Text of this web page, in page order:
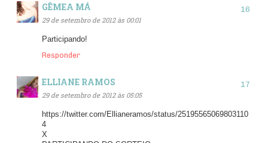
GÊMEA MÁ
29 de setembro de 2012 às 00:01
Participando!
Responder
ELLIANE RAMOS
29 de setembro de 2012 às 05:05
https://twitter.com/Ellianeramos/status/25195565069803110
4
X